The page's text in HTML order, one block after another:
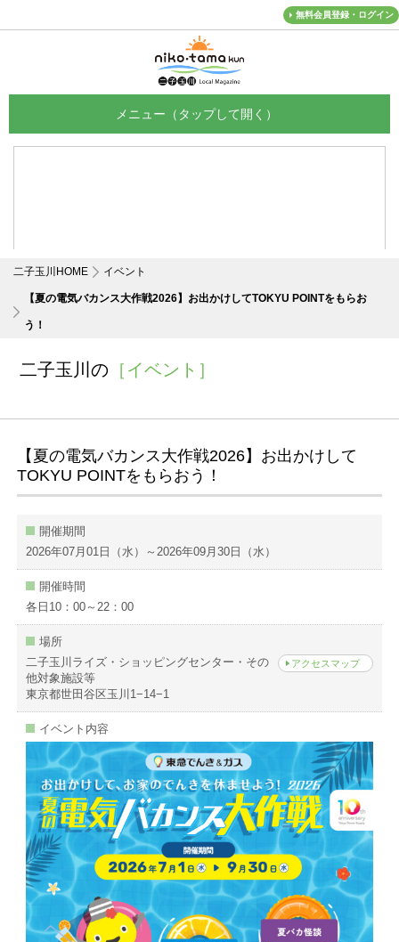
無料会員登録・ログイン
二子玉川HOME イベント
【夏の電気バカンス大作戦2026】お出かけしてTOKYU POINTをもらお
う！
二子玉川の ［イベント］
【夏の電気バカンス大作戦2026】お出かけして
TOKYU POINTをもらおう！
開催期間
2026年07月01日（水）～2026年09月30日（水）
開催時間
各日10：00～22：00
場所
アクセスマップ
二子玉川ライズ・ショッピングセンター・その
他対象施設等
東京都世田谷区玉川1−14−1
イベント内容
メニュー